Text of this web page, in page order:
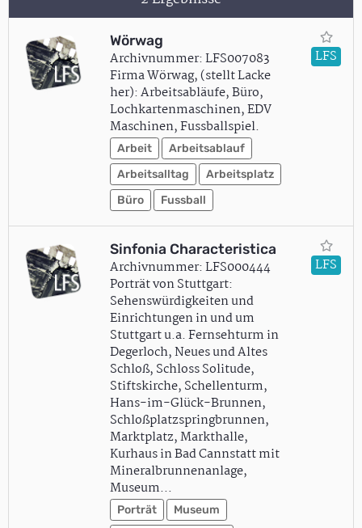
Wörwag
Archivnummer: LFS007083
Firma Wörwag, (stellt Lacke
her): Arbeitsabläufe, Büro,
Lochkartenmaschinen, EDV
Maschinen, Fussballspiel.
Arbeit
Arbeitsablauf
Arbeitsalltag
Arbeitsplatz
Büro
Fussball
LFS
Sinfonia Characteristica
Archivnummer: LFS000444
Porträt von Stuttgart:
Sehenswürdigkeiten und
Einrichtungen in und um
Stuttgart u.a. Fernsehturm in
Degerloch, Neues und Altes
Schloß, Schloss Solitude,
Stiftskirche, Schellenturm,
Hans-im-Glück-Brunnen,
Schloßplatzspringbrunnen,
Marktplatz, Markthalle,
Kurhaus in Bad Cannstatt mit
Mineralbrunnenanlage,
Museum…
Porträt
Museum
LFS